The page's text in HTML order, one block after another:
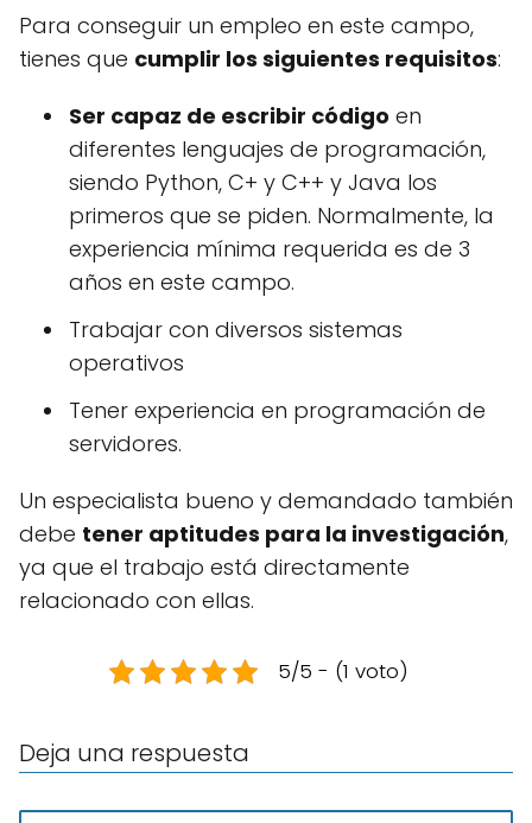
Para conseguir un empleo en este campo,
tienes que cumplir los siguientes requisitos:
Ser capaz de escribir código en
diferentes lenguajes de programación,
siendo Python, C+ y C++ y Java los
primeros que se piden. Normalmente, la
experiencia mínima requerida es de 3
años en este campo.
Trabajar con diversos sistemas
operativos
Tener experiencia en programación de
servidores.
Un especialista bueno y demandado también
debe tener aptitudes para la investigación,
ya que el trabajo está directamente
relacionado con ellas.
5/5 - (1 voto)
Deja una respuesta